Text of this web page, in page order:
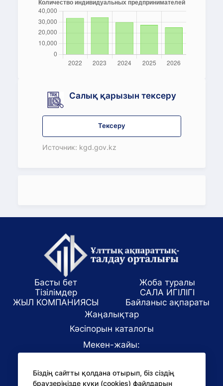
Салық қарызын тексеру
Тексеру
Источник: kgd.gov.kz
Біздің сайтты қолдана отырып, біз сіздің
браузеріңізде куки (cookies) файлдарын
Басты бет
Жоба туралы
Тізілімдер
САЛА ИГІЛІГІ
ЖЫЛ КОМПАНИЯСЫ
Байланыс ақпараты
Жаңалықтар
Кәсіпорын каталогы
Мекен-жайы:
E-mail: